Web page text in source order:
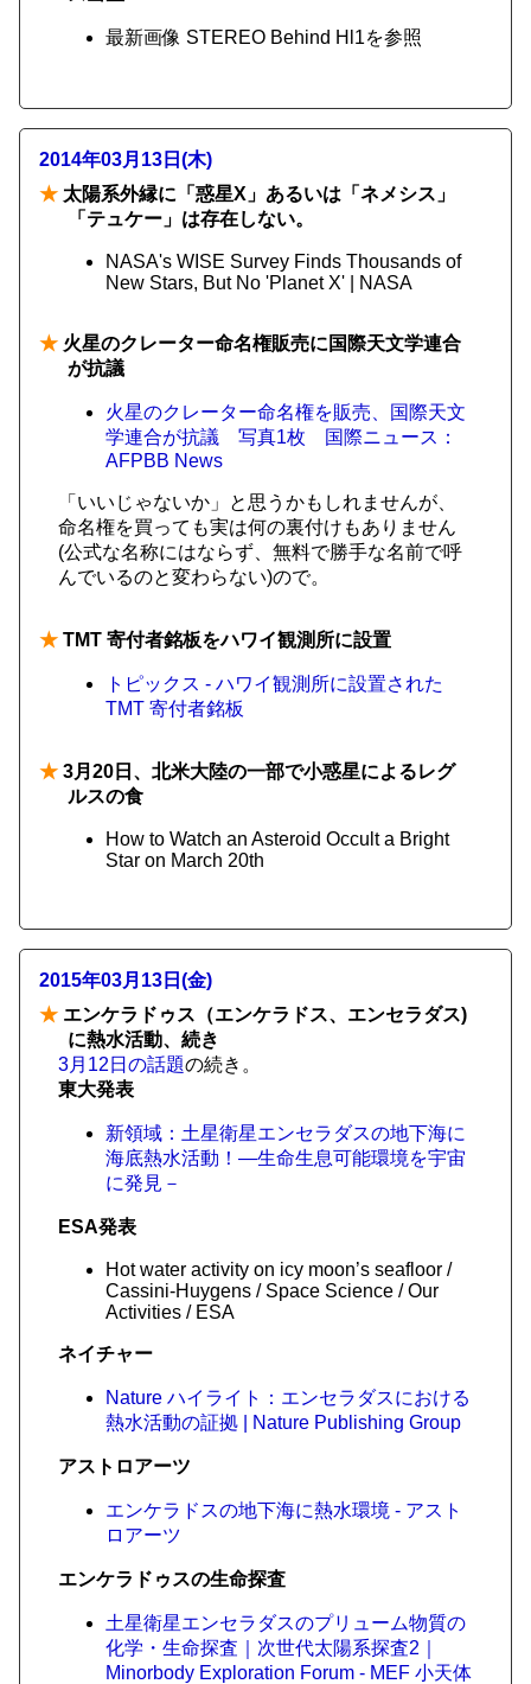
最新画像 STEREO Behind Hl1を参照
2014年03月13日(木)
★ 太陽系外縁に「惑星X」あるいは「ネメシス」
「テュケー」は存在しない。
NASA's WISE Survey Finds Thousands of
New Stars, But No 'Planet X' | NASA
★ 火星のクレーター命名権販売に国際天文学連合
が抗議
火星のクレーター命名権を販売、国際天文
学連合が抗議 写真1枚 国際ニュース：
AFPBB News
「いいじゃないか」と思うかもしれませんが、
命名権を買っても実は何の裏付けもありません
(公式な名称にはならず、無料で勝手な名前で呼
んでいるのと変わらない)ので。
★ TMT 寄付者銘板をハワイ観測所に設置
トピックス - ハワイ観測所に設置された
TMT 寄付者銘板
★ 3月20日、北米大陸の一部で小惑星によるレグ
ルスの食
How to Watch an Asteroid Occult a Bright
Star on March 20th
2015年03月13日(金)
★ エンケラドゥス（エンケラドス、エンセラダス)
に熱水活動、続き
3月12日の話題の続き。
東大発表
新領域：土星衛星エンセラダスの地下海に
海底熱水活動！―生命生息可能環境を宇宙
に発見－
ESA発表
Hot water activity on icy moon’s seafloor /
Cassini-Huygens / Space Science / Our
Activities / ESA
ネイチャー
Nature ハイライト：エンセラダスにおける
熱水活動の証拠 | Nature Publishing Group
アストロアーツ
エンケラドスの地下海に熱水環境 - アスト
ロアーツ
エンケラドゥスの生命探査
土星衛星エンセラダスのプリューム物質の
化学・生命探査｜次世代太陽系探査2｜
Minorbody Exploration Forum - MEF 小天体